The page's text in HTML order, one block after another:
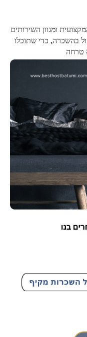
ומגוון השירותים
בהשכרה, כדי שתוכלו